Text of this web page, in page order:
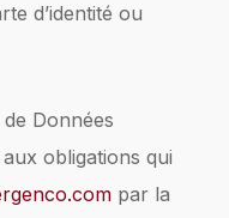
d’identité ou
Données
obligations qui
par la